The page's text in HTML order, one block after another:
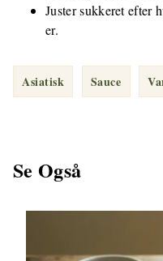
Juster sukkeret efter
er.
Asiatisk Sauce
Se Også